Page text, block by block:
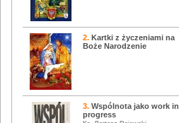
2. Kartki z życzeniami na
Boże Narodzenie
3. Wspólnota jako work in
progress